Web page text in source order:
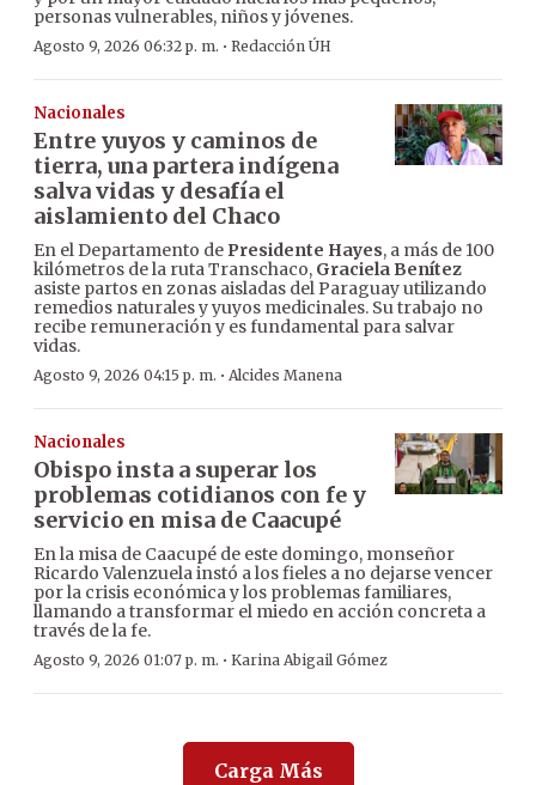
personas vulnerables, niños y jóvenes.
Agosto 9, 2026 06:32 p. m. · Redacción ÚH
Nacionales
Entre yuyos y caminos de
tierra, una partera indígena
salva vidas y desafía el
aislamiento del Chaco
En el Departamento de Presidente Hayes, a más de 100
kilómetros de la ruta Transchaco, Graciela Benítez
asiste partos en zonas aisladas del Paraguay utilizando
remedios naturales y yuyos medicinales. Su trabajo no
recibe remuneración y es fundamental para salvar
vidas.
Agosto 9, 2026 04:15 p. m. · Alcides Manena
Nacionales
Obispo insta a superar los
problemas cotidianos con fe y
servicio en misa de Caacupé
En la misa de Caacupé de este domingo, monseñor
Ricardo Valenzuela instó a los fieles a no dejarse vencer
por la crisis económica y los problemas familiares,
llamando a transformar el miedo en acción concreta a
través de la fe.
Agosto 9, 2026 01:07 p. m. · Karina Abigail Gómez
Carga Más